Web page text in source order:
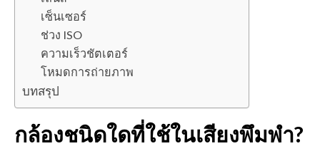
เซ็นเซอร์
ช่วง ISO
ความเร็วชัตเตอร์
โหมดการถ่ายภาพ
บทสรุป
กล้องชนิดใดที่ใช้ในเสียงพึมพำ?